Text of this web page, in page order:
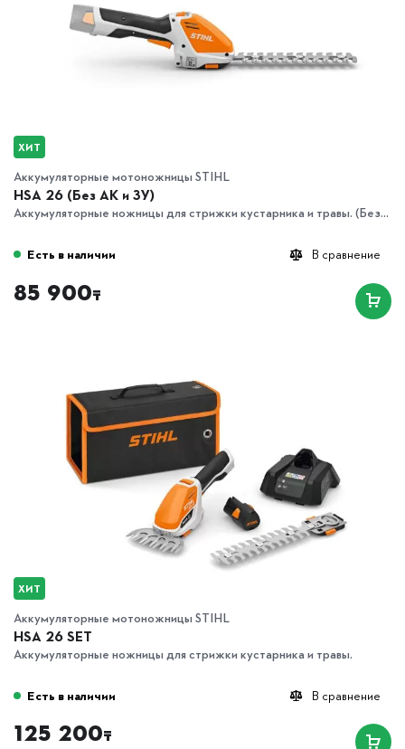
ХИТ
Аккумуляторные мотоножницы STIHL
HSA 26 (Без АК и ЗУ)
Аккумуляторные ножницы для стрижки кустарника и травы. (Без...
В сравнение
Есть в наличии
85 900₸
ХИТ
Аккумуляторные мотоножницы STIHL
HSA 26 SET
Аккумуляторные ножницы для стрижки кустарника и травы.
В сравнение
Есть в наличии
125 200₸